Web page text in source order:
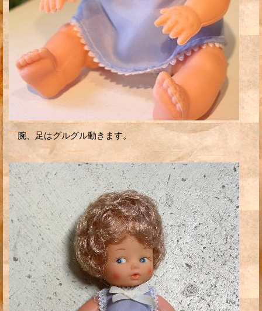
腕、足はグルグル動きます。